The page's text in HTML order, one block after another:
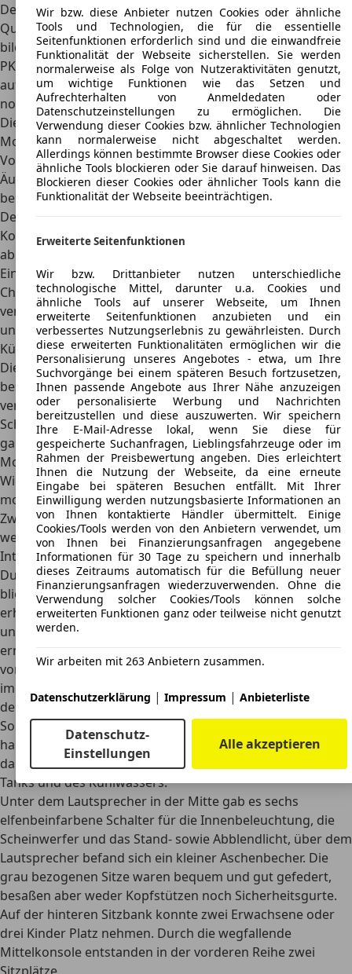
Der Wartburg 312 besaß ein aus einem Rahmen und
Querstreben zusammengeschweißten Chassis, dieses
bildeteüber viele Jahrzehnte die Konstruktionslage im
PKW-Bau, da die verschiedenen Karosserien einfach
aufgesetzt werden konnten. Heute findet diese Bauweise
noch bei Nutzfahrzeugen Anwendung.
Die 312er-Modelle spiegelten dentypischen Stil eines
Modells der 1950er-Jahrewider, da das Design des
Vorgängermodells 311 bis ins Detail übernommen wurde.
Äußerlich ähnelte das Fahrzeug, speziell mit der
beigefarbenen Lackierung, den US-Klassikern aus James-
Dean-Filmen. Sowohl die Motorhaube, als auch die
Kofferraumabdeckung und die Kotflügel besaßen
abgerundete Formen. An den Stoßstangen und den
Einfassungen für die Rundscheinwerfer fanden sich
Chrom-Details. Rundum war das Fahrzeug großzügig
verglast, die Radkästen waren rechteckig ausgeschnitten
und ein gelochtes Metallgitter diente der Verkleidung der
Kühleröffnung.
Die 13-Zoll-Räder waren mit ungewöhnlichen Felgen
bestückt. Auf der Motorhaube befand sich eine
vereinfachte Version des farbigen Wartburg-Logos in
Schwarz-Weiß, an der vorderen Kante der Motorhaube
gab es den charakteristischen WARTBURG-Schriftzug. Die
Modelle mit Schiebedach verfügten außerdem über einen
Windabweiser, der an der vorderen Kante des Dachs
montiert wurde. Es konnte zwischen einer
Zweifarblackierung in Grau-Weiß oder Blau-Weiß gewählt
werden.
Interieur
Durch die Übernahme der Karosserie vom 311er-Modell
blieb diebewährte Großräumigkeitauch im Wartburg 312
erhalten. Das schmucklose, schwarze Lenkrad war im
unteren Drittel etwas kleiner, um mehr Beinfreiheit zu
ermöglichen. Die komplette Lenksäule stammte schon
vom späteren 353-Modell. Für das Armaturenbrett konnte
im Zubehörhandel der DDR eine Reling gekauft werden,
deren Befestigung mit Saugnäpfen aufgrund der
Sonneneinstrahlung allerdings nicht besonders lang
haltbar war. Ganz links befand sich das Zündschloss,
daneben der Tacho und die Anzeigen für die Füllstände des
Tanks und des Kühlwassers.
Unter dem Lautsprecher in der Mitte gab es sechs
elfenbeinfarbene Schalter für die Innenbeleuchtung, die
Scheinwerfer und das Stand- sowie Abblendlicht, über dem
Lautsprecher befand sich ein kleiner Aschenbecher. Die
grau bezogenen Sitze waren bequem und gut gefedert,
besaßen aber weder Kopfstützen noch Sicherheitsgurte.
Auf der hinteren Sitzbank konnte zwei Erwachsene oder
drei Kinder Platz nehmen. Durch die wegfallende
Mittelkonsole entstanden in der vorderen Reihe zwei
Wir bzw. diese Anbieter nutzen Cookies oder ähnliche
Tools und Technologien, die für die essentielle
Seitenfunktionen erforderlich sind und die einwandfreie
Funktionalität der Webseite sicherstellen. Sie werden
normalerweise als Folge von Nutzeraktivitäten genutzt,
um wichtige Funktionen wie das Setzen und
Aufrechterhalten von Anmeldedaten oder
Datenschutzeinstellungen zu ermöglichen. Die
Verwendung dieser Cookies bzw. ähnlicher Technologien
kann normalerweise nicht abgeschaltet werden.
Allerdings können bestimmte Browser diese Cookies oder
ähnliche Tools blockieren oder Sie darauf hinweisen. Das
Blockieren dieser Cookies oder ähnlicher Tools kann die
Funktionalität der Webseite beeinträchtigen.
Erweiterte Seitenfunktionen
Wir bzw. Drittanbieter nutzen unterschiedliche
technologische Mittel, darunter u.a. Cookies und
ähnliche Tools auf unserer Webseite, um Ihnen
erweiterte Seitenfunktionen anzubieten und ein
verbessertes Nutzungserlebnis zu gewährleisten. Durch
diese erweiterten Funktionalitäten ermöglichen wir die
Personalisierung unseres Angebotes - etwa, um Ihre
Suchvorgänge bei einem späteren Besuch fortzusetzen,
Ihnen passende Angebote aus Ihrer Nähe anzuzeigen
oder personalisierte Werbung und Nachrichten
bereitzustellen und diese auszuwerten. Wir speichern
Ihre E-Mail-Adresse lokal, wenn Sie diese für
gespeicherte Suchanfragen, Lieblingsfahrzeuge oder im
Rahmen der Preisbewertung angeben. Dies erleichtert
Ihnen die Nutzung der Webseite, da eine erneute
Eingabe bei späteren Besuchen entfällt. Mit Ihrer
Einwilligung werden nutzungsbasierte Informationen an
von Ihnen kontaktierte Händler übermittelt. Einige
Cookies/Tools werden von den Anbietern verwendet, um
von Ihnen bei Finanzierungsanfragen angegebene
Informationen für 30 Tage zu speichern und innerhalb
dieses Zeitraums automatisch für die Befüllung neuer
Finanzierungsanfragen wiederzuverwenden. Ohne die
Verwendung solcher Cookies/Tools können solche
erweiterten Funktionen ganz oder teilweise nicht genutzt
werden.
Wir arbeiten mit 263 Anbietern zusammen.
Datenschutzerklärung | Impressum | Anbieterliste
Datenschutz-
Einstellungen
Alle akzeptieren